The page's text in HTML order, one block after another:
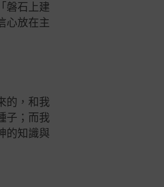
磐石上建
心放在主
的，和我
子；而我
的知識與